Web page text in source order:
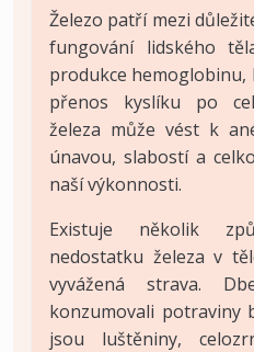
Železo patří mezi
fungování lidského
produkce hemoglobinu,
přenos kyslíku po
železa může vést k
únavou, slabostí a
naší výkonnosti.
Existuje několik
nedostatku železa v
vyvážená strava.
konzumovali potraviny
jsou luštěniny,